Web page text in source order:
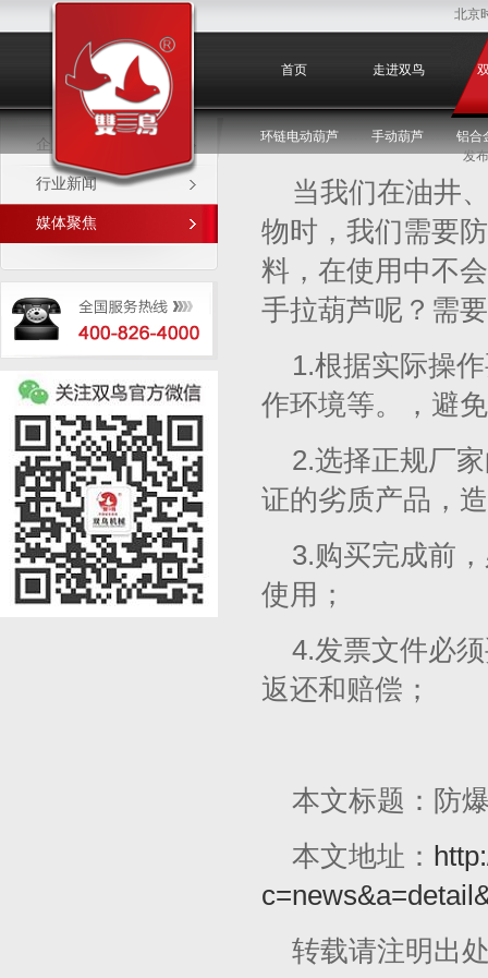
北京
首页 走进双鸟
环链电动葫芦 手动葫芦 铝合
媒体聚焦
企业新闻
行业新闻
媒体聚焦
发
当我们在油井
物时，我们需要
料，在使用中不
手拉葫芦呢？需
1.根据实际操
作环境等。，避
2.选择正规厂
证的劣质产品，
3.购买完成前
使用；
4.发票文件必
返还和赔偿；
本文标题：防
本文地址：
转载请注明出